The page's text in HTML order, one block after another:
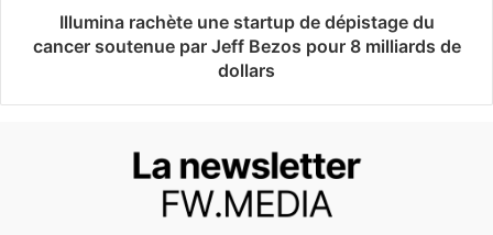
Illumina rachète une startup de dépistage du
cancer soutenue par Jeff Bezos pour 8 milliards de
dollars